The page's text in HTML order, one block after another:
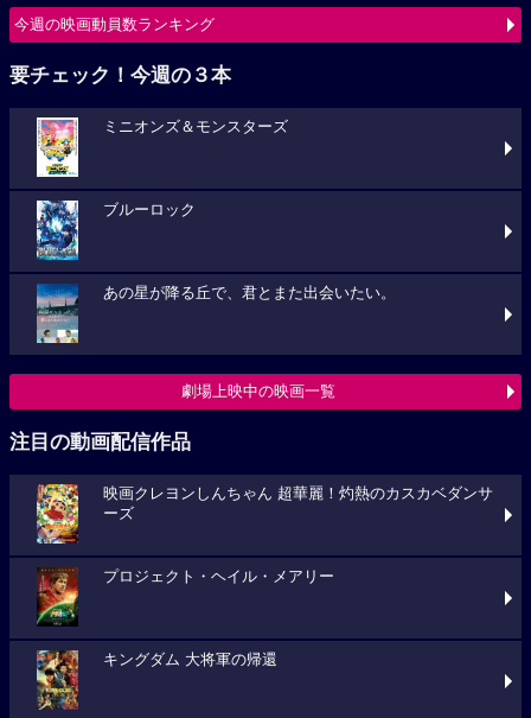
今週の映画動員数ランキング
要チェック！今週の３本
ミニオンズ＆モンスターズ
ブルーロック
あの星が降る丘で、君とまた出会いたい。
劇場上映中の映画一覧
注目の動画配信作品
映画クレヨンしんちゃん 超華麗！灼熱のカスカベダンサ
ーズ
プロジェクト・ヘイル・メアリー
キングダム 大将軍の帰還